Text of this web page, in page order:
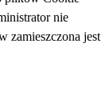
nie
zamieszczona jest